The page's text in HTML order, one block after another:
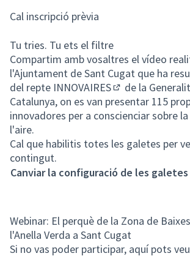
Cal inscripció prèvia
Tu tries. Tu ets el filtre
Compartim amb vosaltres el vídeo
l'Ajuntament de Sant Cugat que ha
del repte INNOVAIRES
(Enllaç extern)
de la
Catalunya, on es van presentar 115
innovadores per a conscienciar sobre
l'aire.
Cal que habilitis totes les galetes per
contingut.
Canviar la configuració de les galetes
Webinar: El perquè de la Zona de
l'Anella Verda a Sant Cugat
Si no vas poder participar, aquí pots